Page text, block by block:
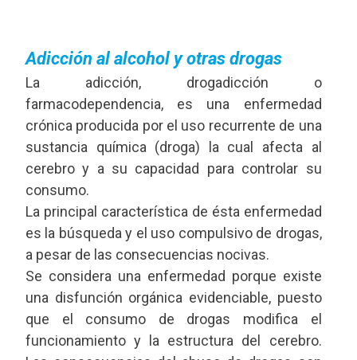
Adicción al alcohol y otras drogas
La adicción, drogadicción o
farmacodependencia, es una enfermedad
crónica producida por el uso recurrente de una
sustancia química (droga) la cual afecta al
cerebro y a su capacidad para controlar su
consumo.
La principal característica de ésta enfermedad
es la búsqueda y el uso compulsivo de drogas,
a pesar de las consecuencias nocivas.
Se considera una enfermedad porque existe
una disfunción orgánica evidenciable, puesto
que el consumo de drogas modifica el
funcionamiento y la estructura del cerebro.